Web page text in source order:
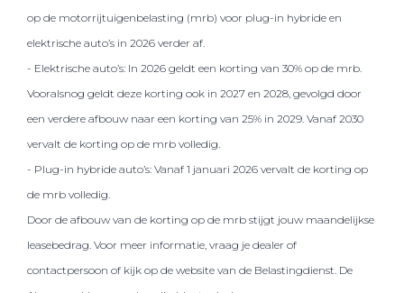
op de motorrijtuigenbelasting (mrb) voor plug-in hybride en
elektrische auto’s in 2026 verder af.
- Elektrische auto’s: In 2026 geldt een korting van 30% op de mrb.
Vooralsnog geldt deze korting ook in 2027 en 2028, gevolgd door
een verdere afbouw naar een korting van 25% in 2029. Vanaf 2030
vervalt de korting op de mrb volledig.
- Plug-in hybride auto’s: Vanaf 1 januari 2026 vervalt de korting op
de mrb volledig.
Door de afbouw van de korting op de mrb stijgt jouw maandelijkse
leasebedrag. Voor meer informatie, vraag je dealer of
contactpersoon of kijk op de website van de Belastingdienst. De